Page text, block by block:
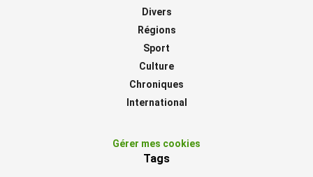
Divers
Régions
Sport
Culture
Chroniques
International
Gérer mes cookies
Tags